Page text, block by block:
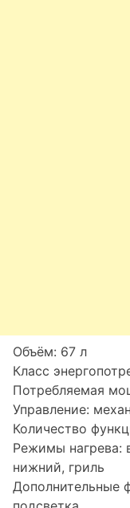
Объём: 67 л
Класс
Потребляемая
Управление:
Количество
Режимы нагрева:
нижний, гриль
Дополнительные